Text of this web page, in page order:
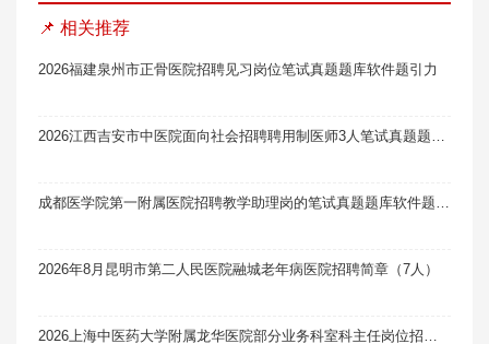
📌 相关推荐
2026福建泉州市正骨医院招聘见习岗位笔试真题题库软件题引力
2026年8月昆明市第二人民医院融城老年病医院招聘简章（7人）